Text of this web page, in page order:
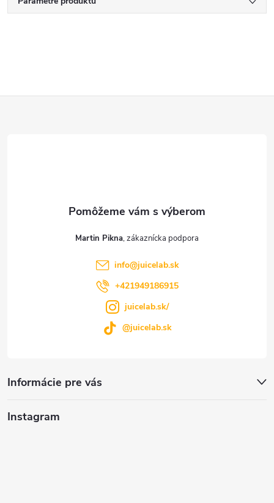
Informácie pre vás
Martin Pikna
info@juicelab.sk
+421949186915
juicelab.sk/
@juicelab.sk
Instagram